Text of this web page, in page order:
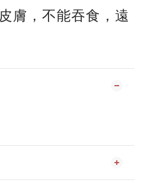
膚，不能吞食，遠